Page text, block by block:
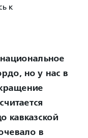
к
но у нас в
кавказской
в